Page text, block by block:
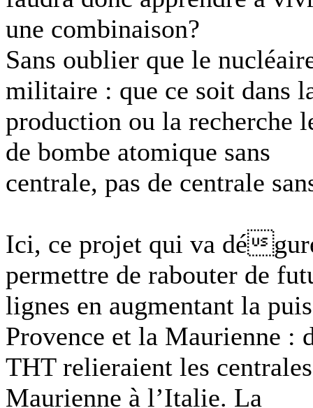
une combinaison?
Sans oublier que le
militaire : que ce soit dans
production ou la recherche
de bombe atomique sans
centrale, pas de centrale
Ici, ce projet qui va dé
permettre de rabouter de
lignes en augmentant la
Provence et la Maurienne :
THT relieraient les
Maurienne à l’Italie. La